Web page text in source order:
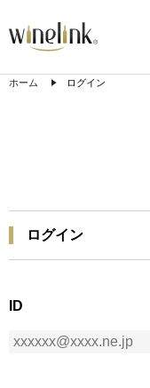
ホーム ログイン
ログイン
ID